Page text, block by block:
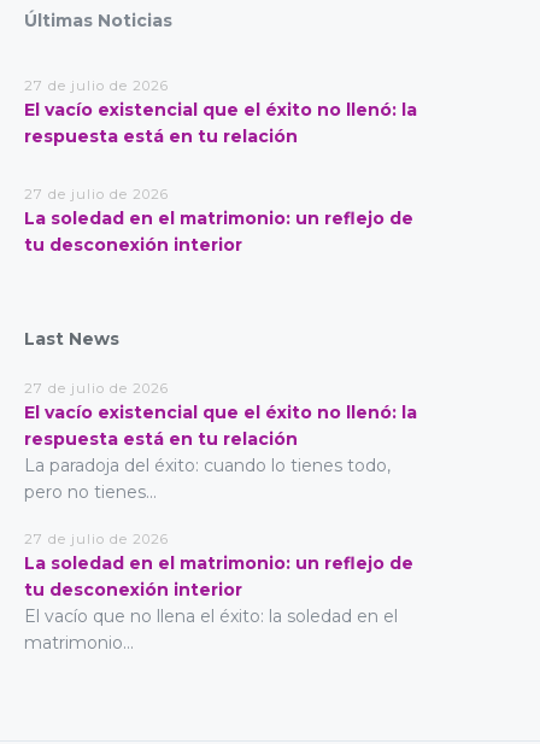
Últimas Noticias
27 de julio de 2026
El vacío existencial que el éxito no llenó: la
respuesta está en tu relación
27 de julio de 2026
La soledad en el matrimonio: un reflejo de
tu desconexión interior
Last News
27 de julio de 2026
El vacío existencial que el éxito no llenó: la
respuesta está en tu relación
La paradoja del éxito: cuando lo tienes todo,
pero no tienes...
27 de julio de 2026
La soledad en el matrimonio: un reflejo de
tu desconexión interior
El vacío que no llena el éxito: la soledad en el
matrimonio...